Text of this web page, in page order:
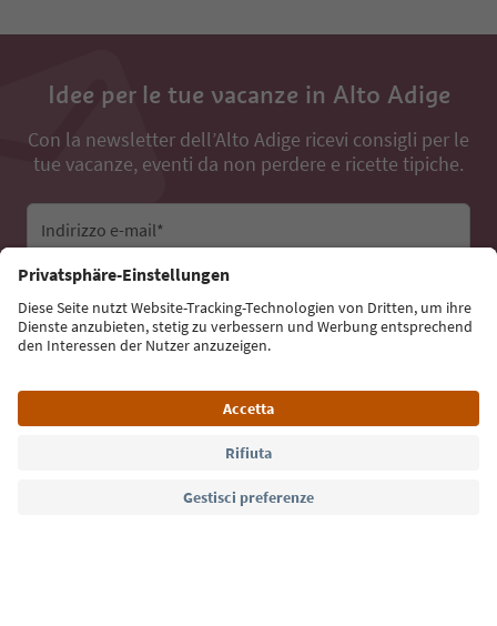
Idee per le tue vacanze in Alto Adige
Con la newsletter dell’Alto Adige ricevi consigli per le
tue vacanze, eventi da non perdere e ricette tipiche.
Indirizzo e-mail*
Iscriviti alla newsletter